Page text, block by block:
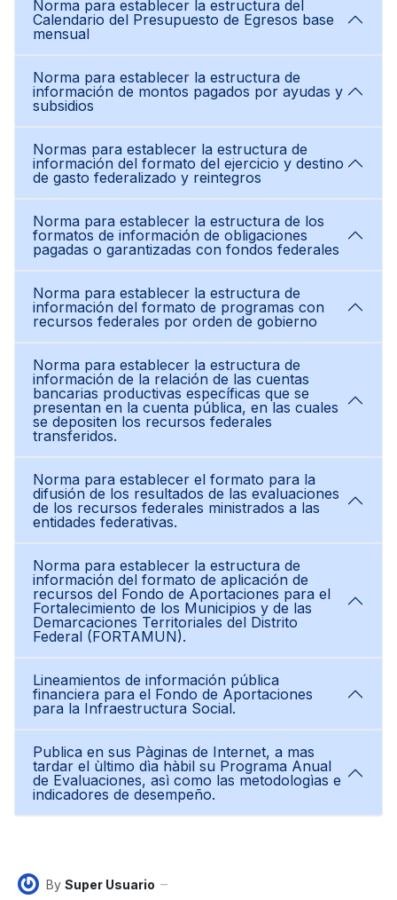
Norma para establecer la estructura del
Calendario del Presupuesto de Egresos base
mensual
Norma para establecer la estructura de
información de montos pagados por ayudas y
subsidios
Normas para establecer la estructura de
información del formato del ejercicio y destino
de gasto federalizado y reintegros
Norma para establecer la estructura de los
formatos de información de obligaciones
pagadas o garantizadas con fondos federales
Norma para establecer la estructura de
información del formato de programas con
recursos federales por orden de gobierno
Norma para establecer la estructura de
información de la relación de las cuentas
bancarias productivas específicas que se
presentan en la cuenta pública, en las cuales
se depositen los recursos federales
transferidos.
Norma para establecer el formato para la
difusión de los resultados de las evaluaciones
de los recursos federales ministrados a las
entidades federativas.
Norma para establecer la estructura de
información del formato de aplicación de
recursos del Fondo de Aportaciones para el
Fortalecimiento de los Municipios y de las
Demarcaciones Territoriales del Distrito
Federal (FORTAMUN).
Lineamientos de información pública
financiera para el Fondo de Aportaciones
para la Infraestructura Social.
Publica en sus Pàginas de Internet, a mas
tardar el ùltimo dìa hàbil su Programa Anual
de Evaluaciones, asì como las metodologìas e
indicadores de desempeño.
By Super Usuario